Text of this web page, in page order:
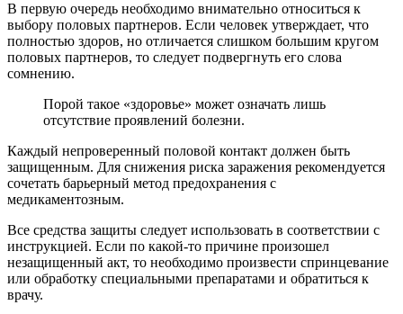
В первую очередь необходимо внимательно относиться к
выбору половых партнеров. Если человек утверждает, что
полностью здоров, но отличается слишком большим кругом
половых партнеров, то следует подвергнуть его слова
сомнению.
Порой такое «здоровье» может означать лишь
отсутствие проявлений болезни.
Каждый непроверенный половой контакт должен быть
защищенным. Для снижения риска заражения рекомендуется
сочетать барьерный метод предохранения с
медикаментозным.
Все средства защиты следует использовать в соответствии с
инструкцией. Если по какой-то причине произошел
незащищенный акт, то необходимо произвести спринцевание
или обработку специальными препаратами и обратиться к
врачу.